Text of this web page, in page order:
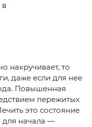
накручивает, то
даже если для нее
Повышенная
пережитых
это состояние
для начала —